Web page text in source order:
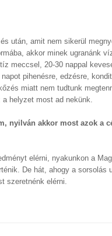
után, amit nem sikerül
akkor minek ugranánk
meccsel, 20-30 nappal
pihenésre, edzésre,
miatt nem tudtunk
helyzet most ad nekünk.
nyilván akkor most azok a
elérni, nyakunkon a
De hát, ahogy a sorsolás
szeretnénk elérni.